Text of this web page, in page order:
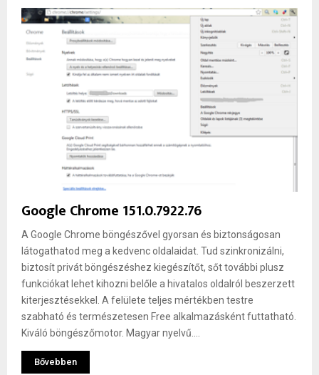
Google Chrome 151.0.7922.76
A Google Chrome böngészővel gyorsan és biztonságosan
látogathatod meg a kedvenc oldalaidat. Tud szinkronizálni,
biztosít privát böngészéshez kiegészítőt, sőt további plusz
funkciókat lehet kihozni belőle a hivatalos oldalról beszerzett
kiterjesztésekkel. A felülete teljes mértékben testre
szabható és természetesen Free alkalmazásként futtatható.
Kiváló böngészőmotor. Magyar nyelvű....
Bővebben